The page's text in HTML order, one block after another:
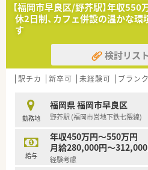
【募集背景と求める人物像につい
■今回は欠員補充としての募集
■今回の募集は調剤業務の経験
と協力しながら円滑に業務を進
■管理薬剤師など、今後をキャ
す。
【法人特徴について】
■全国に調剤薬局やドラッグ
り、調剤マニュアルなどの内規
■大手グループへの参画に伴い
して長期的に勤務を続けること
■調剤専門や併設店勤務などバ
しており、状況に合わせた働き
【福岡市早良区/野芥駅】年収550
休2日制、カフェ併設の温かな
す
検討リス
駅チカ 新卒可 未経験可 ブラン
勤務地
福岡県 福岡市早良区
野芥駅 (福岡市営地下鉄七隈線)
給与
年収450万円～550万円
月給280,000円～
経験考慮